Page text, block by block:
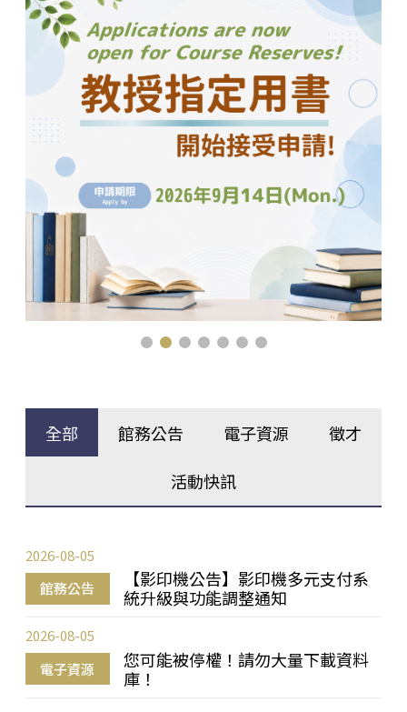
全部 館務公告 電子資源 徵才
活動快訊
館務公告
【影印機公告】影印機多元支付系
統升級與功能調整通知
2026-08-05
電子資源
您可能被停權！請勿大量下載資料
庫！
2026-08-05